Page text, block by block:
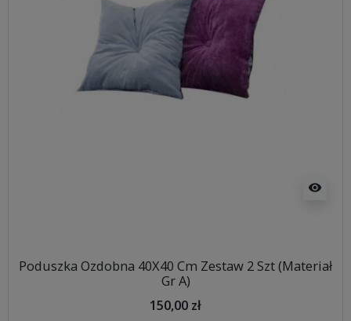
visibility
Poduszka Ozdobna 40X40 Cm Zestaw 2 Szt (Materiał
Gr A)
150,00 zł